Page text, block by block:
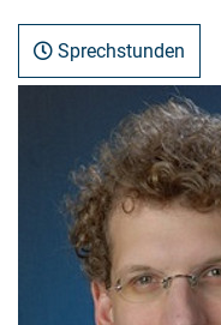
Sprechstunden